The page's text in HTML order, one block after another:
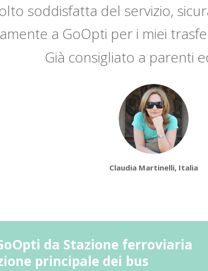
soddisfatta del servizio,
a GoOpti per i miei
Già consigliato a parenti
Claudia Martinelli, Italia
da Stazione ferroviaria
principale dei bus